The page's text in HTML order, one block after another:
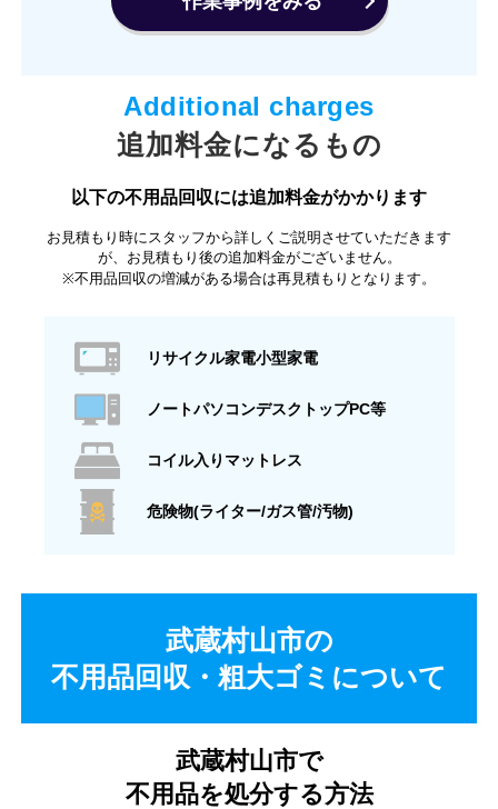
追加料金になるもの
以下の不用品回収には追加料金がかかります
お見積もり時にスタッフから詳しくご説明させていただきます
が、お見積もり後の追加料金がございません。
※不用品回収の増減がある場合は再見積もりとなります。
リサイクル家電小型家電
ノートパソコンデスクトップPC等
コイル入りマットレス
危険物(ライター/ガス管/汚物)
武蔵村山市の
不用品回収・粗大ゴミについて
武蔵村山市で
不用品を処分する方法